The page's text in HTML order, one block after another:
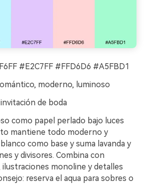
#E2C7FF #FFD6D6 #A5FBD1
moderno, luminoso
de boda
como papel perlado bajo luces
mantiene todo moderno y
como base y suma lavanda y
y divisores. Combina con
monoline y detalles
reserva el aqua para sobres o